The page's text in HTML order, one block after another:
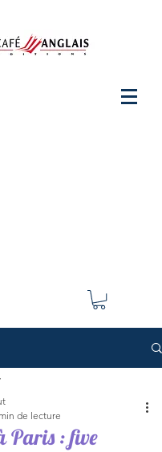
Paris : five
de lecture